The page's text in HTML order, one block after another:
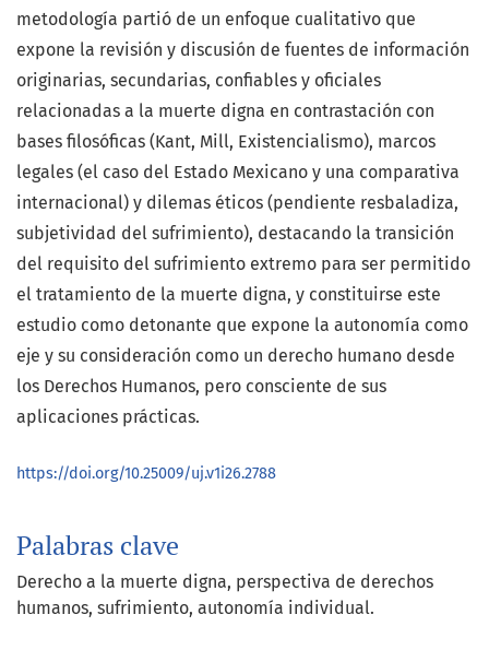
Palabras clave
Derecho a la muerte digna, perspectiva de derechos
humanos, sufrimiento, autonomía individual.
metodología partió de un enfoque cualitativo que
expone la revisión y discusión de fuentes de información
originarias, secundarias, confiables y oficiales
relacionadas a la muerte digna en contrastación con
bases filosóficas (Kant, Mill, Existencialismo), marcos
legales (el caso del Estado Mexicano y una comparativa
internacional) y dilemas éticos (pendiente resbaladiza,
subjetividad del sufrimiento), destacando la transición
del requisito del sufrimiento extremo para ser permitido
el tratamiento de la muerte digna, y constituirse este
estudio como detonante que expone la autonomía como
eje y su consideración como un derecho humano desde
los Derechos Humanos, pero consciente de sus
aplicaciones prácticas.
https://doi.org/10.25009/uj.v1i26.2788